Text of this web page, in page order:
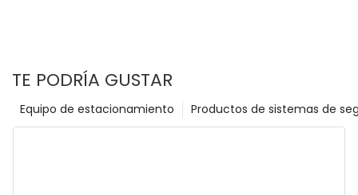
TE PODRÍA GUSTAR
Productos de sistemas de
Equipo de estacionamiento